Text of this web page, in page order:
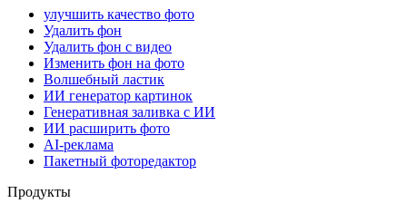
улучшить качество фото
Удалить фон
Удалить фон с видео
Изменить фон на фото
Волшебный ластик
ИИ генератор картинок
Генеративная заливка с ИИ
ИИ расширить фото
AI-реклама
Пакетный фоторедактор
Продукты